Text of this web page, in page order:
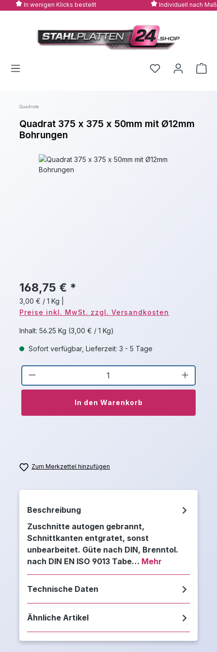
Zum Hauptinhalt springen
In wenigen Klicks bestellt Individuell nach Maß
Quadrate
Quadrat 375 x 375 x 50mm mit Ø12mm
Bohrungen
Bildergalerie überspringen
168,75 € *
3,00 € / 1 Kg
Preise inkl. MwSt. zzgl. Versandkosten
Inhalt: 56.25 Kg (3,00 € / 1 Kg)
Sofort verfügbar, Lieferzeit: 3 - 5 Tage
Produkt Anzahl: Gib den
In den Warenkorb
Zum Merkzettel hinzufügen
Beschreibung
Zuschnitte autogen gebrannt,
Schnittkanten entgratet, sonst
unbearbeitet. Güte nach DIN, Brenntol.
nach DIN EN ISO 9013 Tabe… Mehr
Technische Daten
Ähnliche Artikel